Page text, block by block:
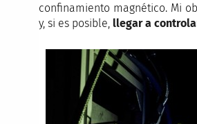
confinamiento magnético. Mi
y, si es posible, llegar a